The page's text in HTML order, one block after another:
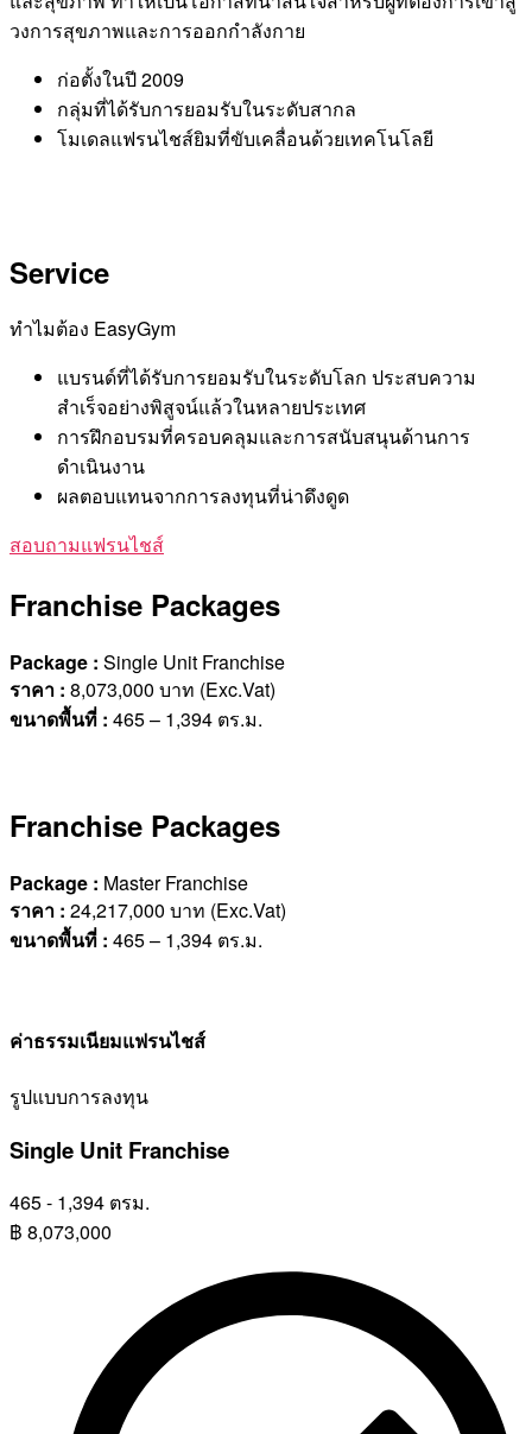
วงการสุขภาพและการออกกำลังกาย
ก่อตั้งในปี 2009
กลุ่มที่ได้รับการยอมรับในระดับสากล
โมเดลแฟรนไชส์ยิมที่ขับเคลื่อนด้วยเทคโนโลยี
Service
ทำไมต้อง EasyGym
แบรนด์ที่ได้รับการยอมรับในระดับโลก ประสบความ
สำเร็จอย่างพิสูจน์แล้วในหลายประเทศ
การฝึกอบรมที่ครอบคลุมและการสนับสนุนด้านการ
ดำเนินงาน
ผลตอบแทนจากการลงทุนที่น่าดึงดูด
สอบถามแฟรนไชส์
Franchise Packages
Package : Single Unit Franchise
ราคา : 8,073,000 บาท (Exc.Vat)
ขนาดพื้นที่ : 465 – 1,394 ตร.ม.
Franchise Packages
Package : Master Franchise
ราคา : 24,217,000 บาท (Exc.Vat)
ขนาดพื้นที่ : 465 – 1,394 ตร.ม.
ค่าธรรมเนียมแฟรนไชส์
รูปแบบการลงทุน
Single Unit Franchise
465 - 1,394 ตรม.
฿ 8,073,000